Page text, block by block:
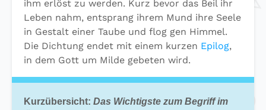
ihm erlöst zu werden. Kurz bevor das Beil ihr
Leben nahm, entsprang ihrem Mund ihre Seele
in Gestalt einer Taube und flog gen Himmel.
Die Dichtung endet mit einem kurzen Epilog,
in dem Gott um Milde gebeten wird.
Kurzübersicht: Das Wichtigste zum Begriff im